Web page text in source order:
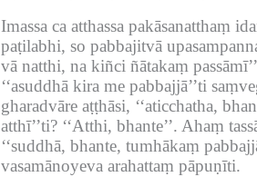
Imassa ca atthassa pakāsanatthaṃ
paṭilabhi, so pabbajitvā
vā natthi, na kiñci ñātakaṃ
‘‘asuddhā kira me pabbajjā’’ti
gharadvāre aṭṭhāsi, ‘‘aticchatha,
atthī’’ti? ‘‘Atthi, bhante’’. Ahaṃ
‘‘suddhā, bhante, tumhākaṃ
vasamānoyeva arahattaṃ pāpuṇīti.